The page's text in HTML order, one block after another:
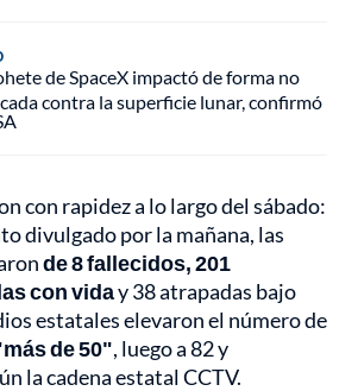
de SpaceX impactó de forma no
contra la superficie lunar, confirmó
con rapidez a lo largo del sábado:
divulgado por la mañana, las
de 8 fallecidos, 201
con viday 38 atrapadas bajo
estatales elevaron el número de
de 50", luego a 82 y
la cadena estatal CCTV.